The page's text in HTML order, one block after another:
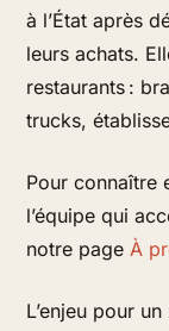
à l’État après
leurs achats.
restaurants :
trucks,
Pour connaître
l’équipe qui
notre pageÀ
L’enjeu pour